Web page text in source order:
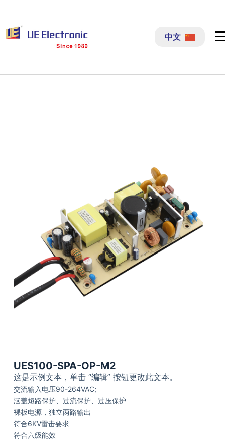
过
内
中文
UES100-SPA-OP-M2
这是示例文本，单击 “编辑” 按钮更改此文本。
交流输入电压90-264VAC;
涵盖短路保护、过流保护、过压保护
裸板电源，独立两路输出
符合6KV雷击要求
符合六级能效